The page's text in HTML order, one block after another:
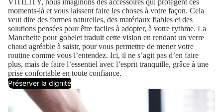
moments-là et vous laissent faire les choses à votre façon. Cela
veut dire des formes naturelles, des matériaux fiables et des
solutions pensées pour être faciles à adopter, à votre rythme. La
Manchette pour gobelet traduit cette vision en rendant un verre
chaud agréable à saisir, pour vous permettre de mener votre
routine comme vous l’entendez. Ici, il ne s’agit pas d’en faire
plus, mais de faire l’essentiel avec l’esprit tranquille, grâce à une
prise confortable en toute confiance.
Préserver la dignité